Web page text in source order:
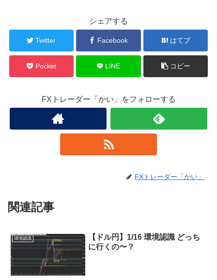
シェアする
Twitter Facebook はてブ
Pocket LINE コピー
FXトレーダー「かい」をフォローする
FXトレーダー「かい」
関連記事
環境認識
【ドル円】1/16 環境認識 どっち
に行くの〜？